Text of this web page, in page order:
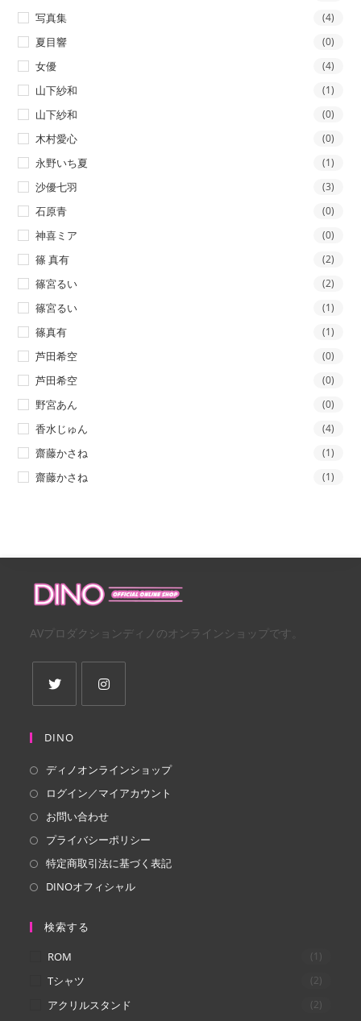
写真集
(4)
夏目響 (0)
女優 (4)
山下紗和 (1)
山下紗和 (0)
木村愛心 (0)
永野いち夏 (1)
沙優七羽 (3)
石原青 (0)
神喜ミア (0)
篠 真有 (2)
篠宮るい (2)
篠宮るい (1)
篠真有 (1)
芦田希空 (0)
芦田希空 (0)
野宮あん (0)
香水じゅん (4)
齋藤かさね (1)
齋藤かさね (1)
AVプロダクションディノのオンラインショップです。
し
タ
ブ
で
開
く
タ
ブ
で
開
く
DINO
ディノオンラインショップ
ログイン／マイアカウント
お問い合わせ
プライバシーポリシー
特定商取引法に基づく表記
DINOオフィシャル
検索する
ROM (1)
Tシャツ (2)
アクリルスタンド (2)